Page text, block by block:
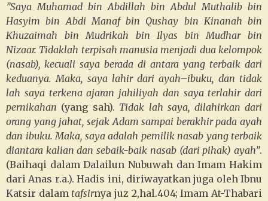
”Saya Muhamad bin Abdillah bin Abdul Muthalib bin
Hasyim bin Abdi Manaf bin Qushay bin Kinanah bin
Khuzaimah bin Mudrikah bin Ilyas bin Mudhar bin
Nizaar. Tidaklah terpisah manusia menjadi dua kelompok
(nasab), kecuali saya berada di antara yang terbaik dari
keduanya. Maka, saya lahir dari ayah–ibuku, dan tidak
lah saya terkena ajaran jahiliyah dan saya terlahir dari
pernikahan (yang sah). Tidak lah saya, dilahirkan dari
orang yang jahat, sejak Adam sampai berakhir pada ayah
dan ibuku. Maka, saya adalah pemilik nasab yang terbaik
diantara kalian dan sebaik-baik nasab (dari pihak) ayah”.
(Baihaqi dalam Dalailun Nubuwah dan Imam Hakim
dari Anas r.a.). Hadis ini, diriwayatkan juga oleh Ibnu
Katsir dalam tafsirnya juz 2,hal.404; Imam At-Thabari